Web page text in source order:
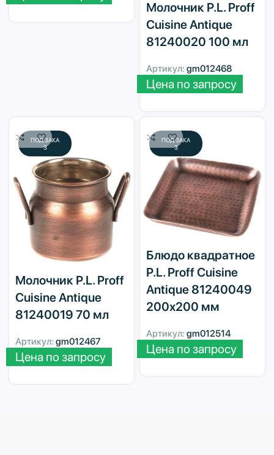
Молочник P.L. Proff
Cuisine Antique
81240020 100 мл
Артикул: gm012468
Цена по запросу
ПОД ЗАКА
З
Молочник P.L. Proff
Cuisine Antique
81240019 70 мл
Артикул: gm012467
Цена по запросу
ПОД ЗАКА
З
Блюдо квадратное
P.L. Proff Cuisine
Antique 81240049
200х200 мм
Артикул: gm012514
Цена по запросу